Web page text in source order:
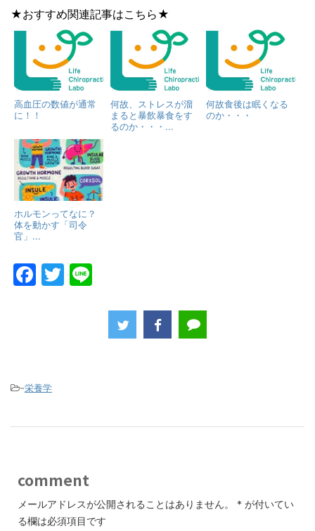
★おすすめ関連記事はこちら★
高血圧の数値が通常
に！！
何故、ストレスが溜
まると暴飲暴食をす
るのか・・・...
何故食後は眠くなる
のか・・・
ホルモンってなに？
体を動かす「司令
官」...
F
o
k
T
-栄養学
comment
メールアドレスが公開されることはありません。 * が付いてい
る欄は必須項目です